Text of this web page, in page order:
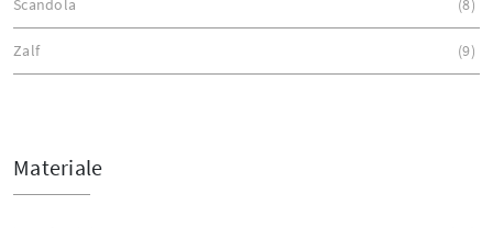
Scandola 8
Zalf 9
Materiale